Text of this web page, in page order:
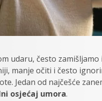
udaru, često
manje očiti i često
Jedan od najčešće
osjećaj umora.